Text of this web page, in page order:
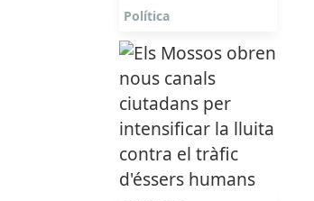
Política